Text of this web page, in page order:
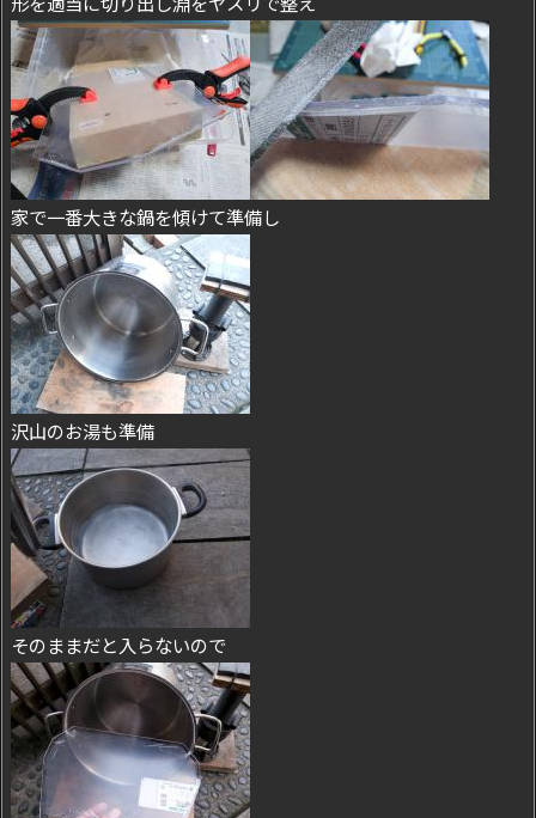
家で一番大きな鍋を傾けて準備し
沢山のお湯も準備
そのままだと入らないので